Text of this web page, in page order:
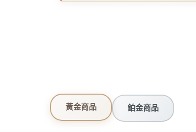
黃金商品 鉑金商品